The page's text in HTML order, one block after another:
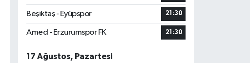
Beşiktaş - Eyüpspor 21:30
Amed - Erzurumspor FK 21:30
17 Ağustos, Pazartesi